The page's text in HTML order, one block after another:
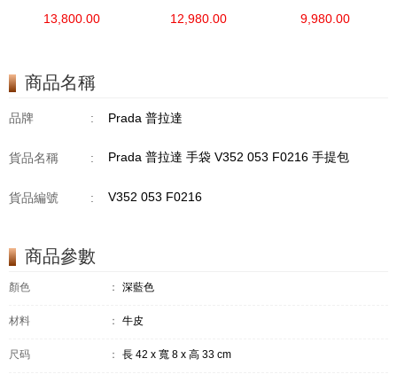
13,800.00 12,980.00 9,980.00
商品名稱
品牌 : Prada 普拉達
貨品名稱 : Prada 普拉達 手袋 V352 053 F0216 手提包
貨品編號 : V352 053 F0216
商品參數
顏色 ： 深藍色
材料 ： 牛皮
尺码 ： 長 42 x 寬 8 x 高 33 cm